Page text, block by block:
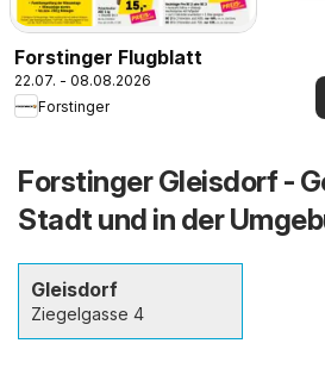
Forstinger Flugblatt
22.07. - 08.08.2026
Forstinger
Forstinger Gleisdorf -
Stadt und in der
Gleisdorf
Ziegelgasse 4